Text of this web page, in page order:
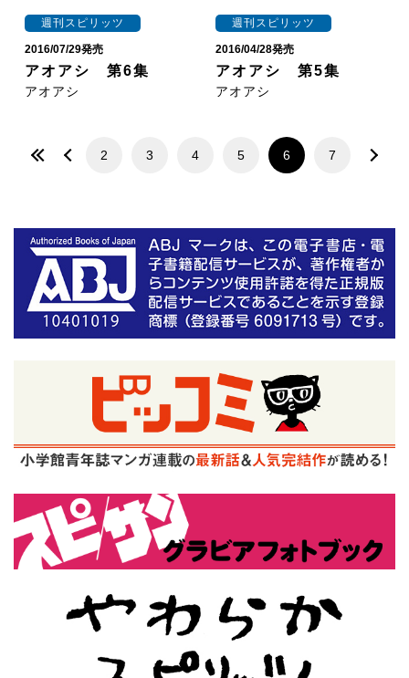
週刊スピリッツ
2016/07/29発売
アオアシ 第6集
アオアシ
週刊スピリッツ
2016/04/28発売
アオアシ 第5集
アオアシ
2 3 4 5 6 7